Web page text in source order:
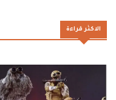
الاكثر قراءة